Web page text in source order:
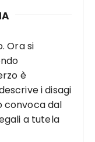
Ora si
è
i disagi
convoca dal
a tutela